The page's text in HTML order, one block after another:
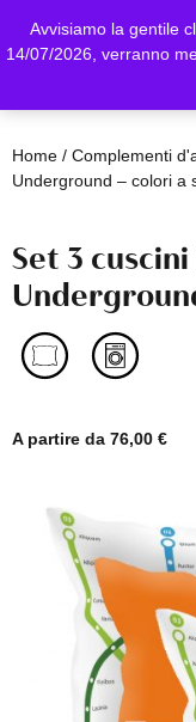
Avvisiamo la gentile
14/07/2026, verranno
Home/ Complementi
Underground – colori a
Set 3
A partire da 76,00 €